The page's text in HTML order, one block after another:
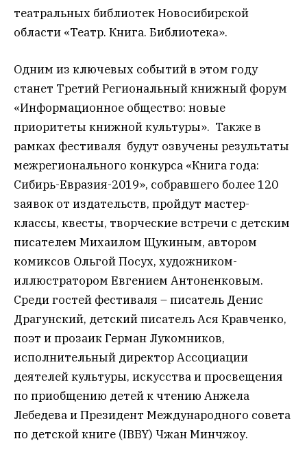
театральных библиотек Новосибирской
области «Театр. Книга. Библиотека».
Одним из ключевых событий в этом году
станет Третий Региональный книжный форум
«Информационное общество: новые
приоритеты книжной культуры». Также в
рамках фестиваля будут озвучены результаты
межрегионального конкурса «Книга года:
Сибирь-Евразия-2019», собравшего более 120
заявок от издательств, пройдут мастер-
классы, квесты, творческие встречи с детским
писателем Михаилом Щукиным, автором
комиксов Ольгой Посух, художником-
иллюстратором Евгением Антоненковым.
Среди гостей фестиваля – писатель Денис
Драгунский, детский писатель Ася Кравченко,
поэт и прозаик Герман Лукомников,
исполнительный директор Ассоциации
деятелей культуры, искусства и просвещения
по приобщению детей к чтению Анжела
Лебедева и Президент Международного совета
по детской книге (IBBY) Чжан Минчжоу.